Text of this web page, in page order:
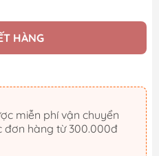
HÀNG
miễn phí vận chuyển
đơn hàng từ 300.000đ